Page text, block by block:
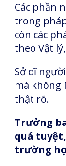
Các phần
trong
còn các
theo Vật
Sở dĩ
mà không
thật rõ.
Trưởng
quá
trường